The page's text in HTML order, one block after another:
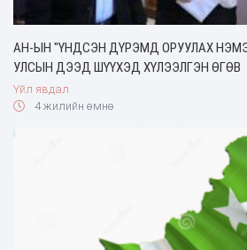
АН-ЫН "ҮНДСЭН ДҮРЭМД ОРУУЛАХ
УЛСЫН ДЭЭД ШҮҮХЭД ХҮЛЭЭЛГЭН ӨГӨВ
Үйл явдал
4 жилийн өмнө